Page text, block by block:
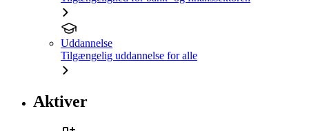
Uddannelse
Tilgængelig uddannelse for alle
Aktiver